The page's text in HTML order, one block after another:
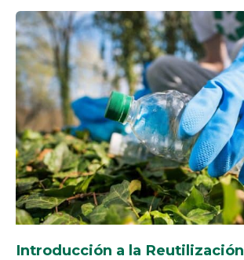
Introducción a la Reutilización
INTRODUCCIÓN
A
LA
REUTILIZACIÓN